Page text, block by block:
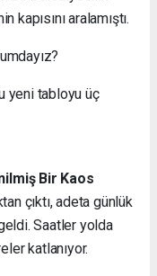
kapısını aralamıştı.
yeni tabloyu üç
Bir Kaos
çıktı, adeta günlük
Saatler yolda
katlanıyor.